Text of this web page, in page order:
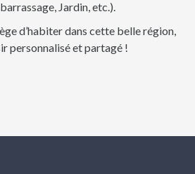
Jardin, etc.).
d’habiter dans cette belle région,
personnalisé et partagé !